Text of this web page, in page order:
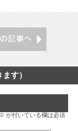
す）
が付いている欄は必須